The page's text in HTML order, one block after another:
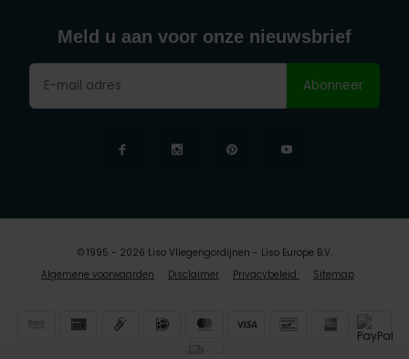
Meld u aan voor onze nieuwsbrief
Abonneer
Algemene voorwaarden Disclaimer Privacybeleid Sitemap
© 1995 - 2026 Liso Vliegengordijnen - Liso Europe B.V.